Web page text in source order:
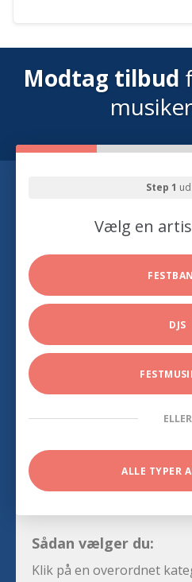
Modtag tilbud
Step 1
Vælg en
DJS
ELLER
ALLE TYPER
Sådan vælger du:
Klik på en overordnet